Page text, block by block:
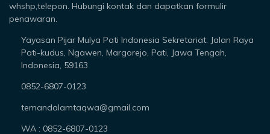
whshp,telepon. Hubungi kontak dan dapatkan formulir
penawaran.
Yayasan Pijar Mulya Pati Indonesia Sekretariat: Jalan Raya
Pati-kudus, Ngawen, Margorejo, Pati, Jawa Tengah,
Indonesia, 59163
0852-6807-0123
temandalamtaqwa@gmail.com
WA : 0852-6807-0123